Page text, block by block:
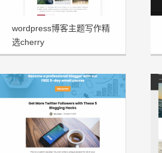
wordpress博客主题写作精
选cherry